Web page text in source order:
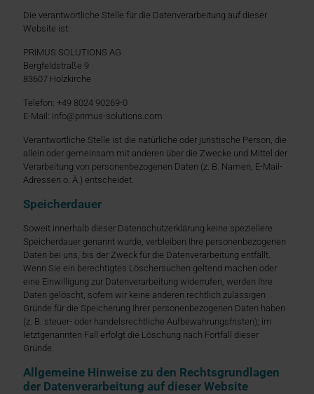
Die verantwortliche Stelle für die Datenverarbeitung auf dieser
Website ist:
PRIMUS SOLUTIONS AG
Bergfeldstraße 9
83607 Holzkirche
Telefon: +49 8024 90269-0
E-Mail: info@primus-solutions.com
Verantwortliche Stelle ist die natürliche oder juristische Person, die
allein oder gemeinsam mit anderen über die Zwecke und Mittel der
Verarbeitung von personenbezogenen Daten (z. B. Namen, E-Mail-
Adressen o. Ä.) entscheidet.
Speicherdauer
Soweit innerhalb dieser Datenschutzerklärung keine speziellere
Speicherdauer genannt wurde, verbleiben Ihre personenbezogenen
Daten bei uns, bis der Zweck für die Datenverarbeitung entfällt.
Wenn Sie ein berechtigtes Löschersuchen geltend machen oder
eine Einwilligung zur Datenverarbeitung widerrufen, werden Ihre
Daten gelöscht, sofern wir keine anderen rechtlich zulässigen
Gründe für die Speicherung Ihrer personenbezogenen Daten haben
(z. B. steuer- oder handelsrechtliche Aufbewahrungsfristen); im
letztgenannten Fall erfolgt die Löschung nach Fortfall dieser
Gründe.
Allgemeine Hinweise zu den Rechtsgrundlagen
der Datenverarbeitung auf dieser Website